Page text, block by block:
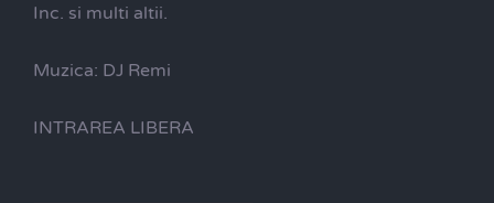
Inc. si multi altii.
Muzica: DJ Remi
INTRAREA LIBERA